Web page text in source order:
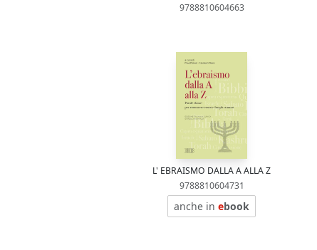
9788810604663
L' EBRAISMO DALLA A ALLA Z
9788810604731
anche in ebook